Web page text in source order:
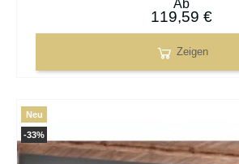
Ab
119,59 €
Zeigen
-33%
Neu